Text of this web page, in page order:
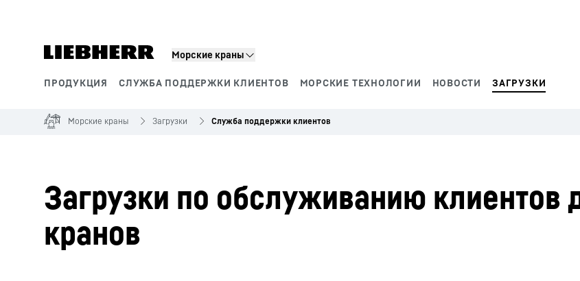
Морские краны
ПРОДУКЦИЯ СЛУЖБА ПОДДЕРЖКИ КЛИЕНТОВ МОРСКИЕ ТЕХНОЛОГИИ НОВОСТИ ЗАГРУЗКИ
Морские краны Загрузки Служба поддержки клиентов
Загрузки по обслуживанию клиентов
кранов